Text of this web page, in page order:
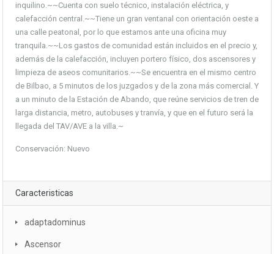
inquilino.~~Cuenta con suelo técnico, instalación eléctrica, y
calefacción central.~~Tiene un gran ventanal con orientación oeste a
una calle peatonal, por lo que estamos ante una oficina muy
tranquila.~~Los gastos de comunidad están incluidos en el precio y,
además de la calefacción, incluyen portero físico, dos ascensores y
limpieza de aseos comunitarios.~~Se encuentra en el mismo centro
de Bilbao, a 5 minutos de los juzgados y de la zona más comercial. Y
a un minuto de la Estación de Abando, que reúne servicios de tren de
larga distancia, metro, autobuses y tranvía, y que en el futuro será la
llegada del TAV/AVE a la villa.~
Conservación: Nuevo
Caracteristicas
adaptadominus
Ascensor